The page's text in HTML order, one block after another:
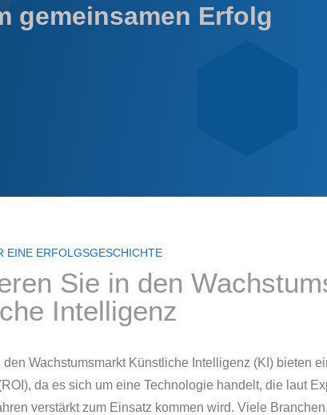
gemeinsamen Erfolg
EINE ERFOLGSGESCHICHTE
Sie in den
Intelligenz
den Wachstumsmarkt Künstliche Intelligenz (KI) bieten
da es sich um eine Technologie handelt, die laut
verstärkt zum Einsatz kommen wird. Viele